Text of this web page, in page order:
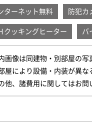
ターネット無料 防犯カ
クッキングヒーター バ
画像は同建物・別部屋の写
屋により設備・内装が異な
他、諸費用に関してはお問